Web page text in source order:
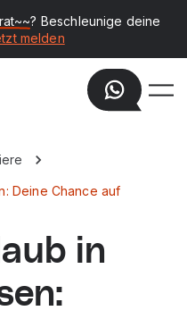
? Beschleunige deine
melden
Deine Chance auf
in